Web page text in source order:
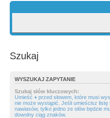
Szukaj
WYSZUKAJ ZAPYTANIE
Szukaj słów kluczowych:
Umieść + przed słowem, które musi
nie może wystąpić. Jeśli umieścisz listę
nawiasów, tylko jedno ze słów będzie
dowolny ciąg znaków.